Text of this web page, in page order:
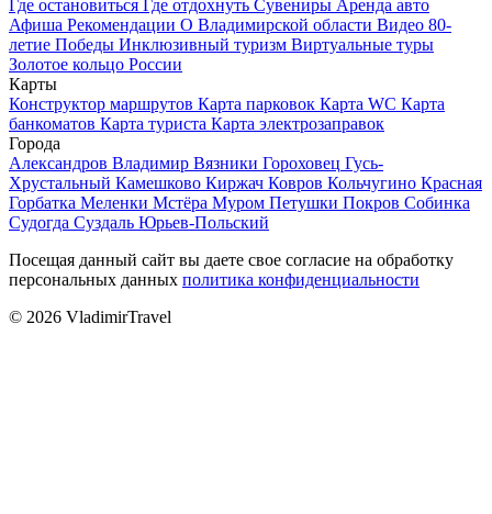
Где остановиться Где отдохнуть Сувениры Аренда авто
Афиша Рекомендации О Владимирской области Видео 80-
летие Победы Инклюзивный туризм Виртуальные туры
Золотое кольцо России
Карты
Конструктор маршрутов Карта парковок Карта WC Карта
банкоматов Карта туриста Карта электрозаправок
Города
Александров Владимир Вязники Гороховец Гусь-
Хрустальный Камешково Киржач Ковров Кольчугино Красная
Горбатка Меленки Мстёра Муром Петушки Покров Собинка
Судогда Суздаль Юрьев-Польский
Посещая данный сайт вы даете свое согласие на обработку
персональных данных политика конфиденциальности
© 2026 VladimirTravel